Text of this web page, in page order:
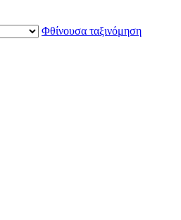
Φθίνουσα ταξινόμηση